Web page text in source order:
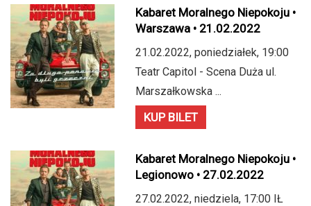
Kabaret Moralnego Niepokoju •
Warszawa • 21.02.2022
21.02.2022, poniedziałek, 19:00
Teatr Capitol - Scena Duża ul.
Marszałkowska ...
KUP BILET
Kabaret Moralnego Niepokoju •
Legionowo • 27.02.2022
27.02.2022, niedziela, 17:00 IŁ